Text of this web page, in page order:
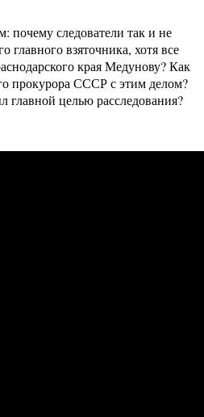
почему следователи так и не
главного взяточника, хотя все
края Медунову? Как
прокурора СССР с этим делом?
главной целью расследования?